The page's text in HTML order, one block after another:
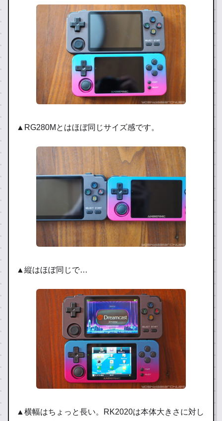
▲RG280Mとはほぼ同じサイズ感です。
▲縦はほぼ同じで…
▲横幅はちょっと長い。RK2020は本体大きさに対し